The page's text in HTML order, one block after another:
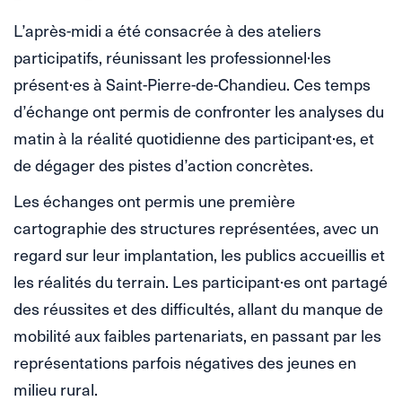
L’après-midi a été consacrée à des ateliers
participatifs, réunissant les professionnel·les
présent·es à Saint-Pierre-de-Chandieu. Ces temps
d’échange ont permis de confronter les analyses du
matin à la réalité quotidienne des participant·es, et
de dégager des pistes d’action concrètes.
Les échanges ont permis une première
cartographie des structures représentées, avec un
regard sur leur implantation, les publics accueillis et
les réalités du terrain. Les participant·es ont partagé
des réussites et des difficultés, allant du manque de
mobilité aux faibles partenariats, en passant par les
représentations parfois négatives des jeunes en
milieu rural.